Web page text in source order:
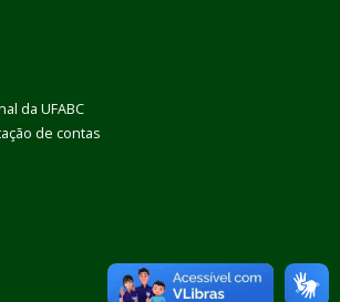
da UFABC
de contas